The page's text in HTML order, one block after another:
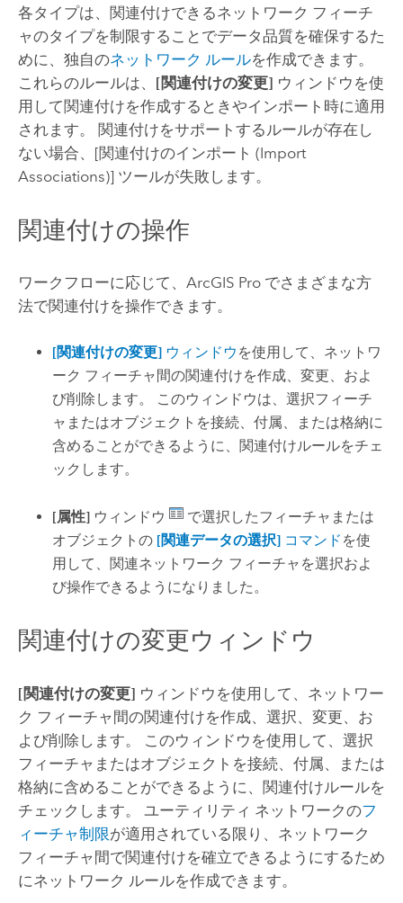
各タイプは、関連付けできるネットワーク フィーチ
ャのタイプを制限することでデータ品質を確保するた
めに、独自のネットワーク ルールを作成できます。
これらのルールは、 [関連付けの変更] ウィンドウを使
用して関連付けを作成するときやインポート時に適用
されます。 関連付けをサポートするルールが存在し
ない場合、 [関連付けのインポート (Import
Associations)] ツールが失敗します。
関連付けの操作
ワークフローに応じて、 ArcGIS Proでさまざまな方
法で関連付けを操作できます。
[関連付けの変更] ウィンドウ を使用して、ネットワ
ーク フィーチャ間の関連付けを作成、変更、およ
び削除します。 このウィンドウは、選択フィーチ
ャまたはオブジェクトを接続、付属、または格納に
含めることができるように、関連付けルールをチェ
ックします。
[属性] ウィンドウ
で選択したフィーチャまたは
オブジェクトの [関連データの選択] コマンド を使
用して、関連ネットワーク フィーチャを選択およ
び操作できるようになりました。
関連付けの変更ウィンドウ
[関連付けの変更] ウィンドウを使用して、ネットワー
ク フィーチャ間の関連付けを作成、選択、変更、お
よび削除します。 このウィンドウを使用して、選択
フィーチャまたはオブジェクトを接続、付属、または
格納に含めることができるように、関連付けルールを
チェックします。 ユーティリティ ネットワークのフ
ィーチャ制限が適用されている限り、ネットワーク
フィーチャ間で関連付けを確立できるようにするため
にネットワーク ルールを作成できます。